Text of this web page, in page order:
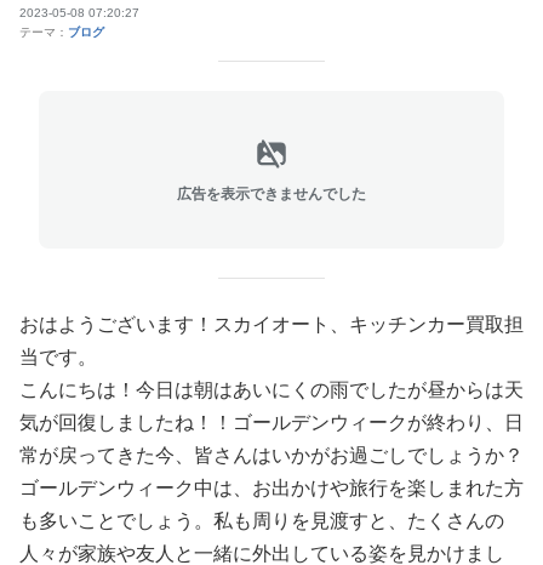
2023-05-08 07:20:27
テーマ： ブログ
広告を表示できませんでした
おはようございます！スカイオート、キッチンカー買取担
当です。
こんにちは！今日は朝はあいにくの雨でしたが昼からは天
気が回復しましたね！！ゴールデンウィークが終わり、日
常が戻ってきた今、皆さんはいかがお過ごしでしょうか？
ゴールデンウィーク中は、お出かけや旅行を楽しまれた方
も多いことでしょう。私も周りを見渡すと、たくさんの
人々が家族や友人と一緒に外出している姿を見かけまし